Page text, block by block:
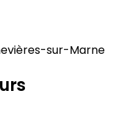
sur-Marne